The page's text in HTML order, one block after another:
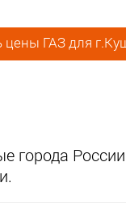
цены ГАЗ для
города